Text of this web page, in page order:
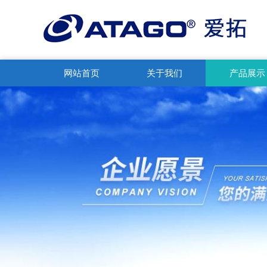
网站首页 关于我们 产品展示